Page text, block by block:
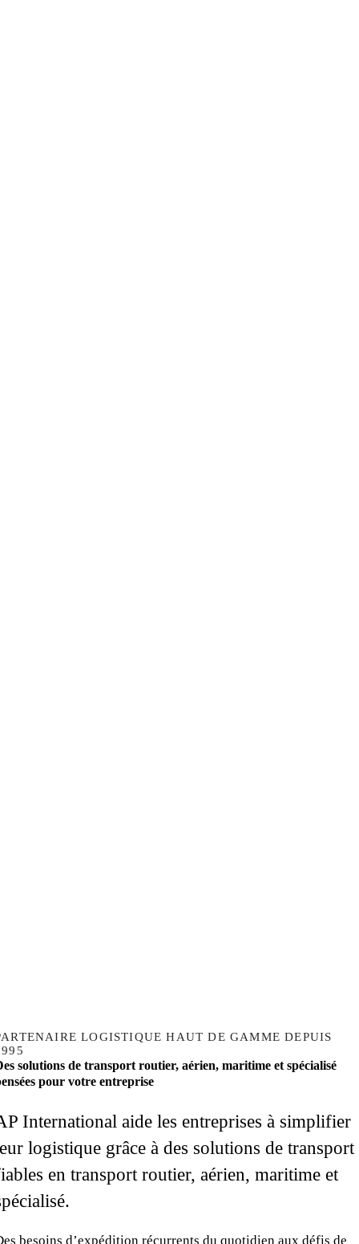
LOGISTIQUE HAUT DE GAMME DEPUIS
solutions de transport routier, aérien, maritime et spécialisé
pour votre entreprise
International aide les entreprises à simplifier
logistique grâce à des solutions de transport
en transport routier, aérien, maritime et
besoins d’expédition récurrents du quotidien aux défis de